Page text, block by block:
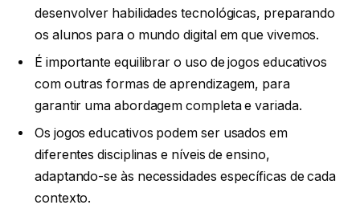
desenvolver habilidades tecnológicas, preparando
os alunos para o mundo digital em que vivemos.
É importante equilibrar o uso de jogos educativos
com outras formas de aprendizagem, para
garantir uma abordagem completa e variada.
Os jogos educativos podem ser usados em
diferentes disciplinas e níveis de ensino,
adaptando-se às necessidades específicas de cada
contexto.